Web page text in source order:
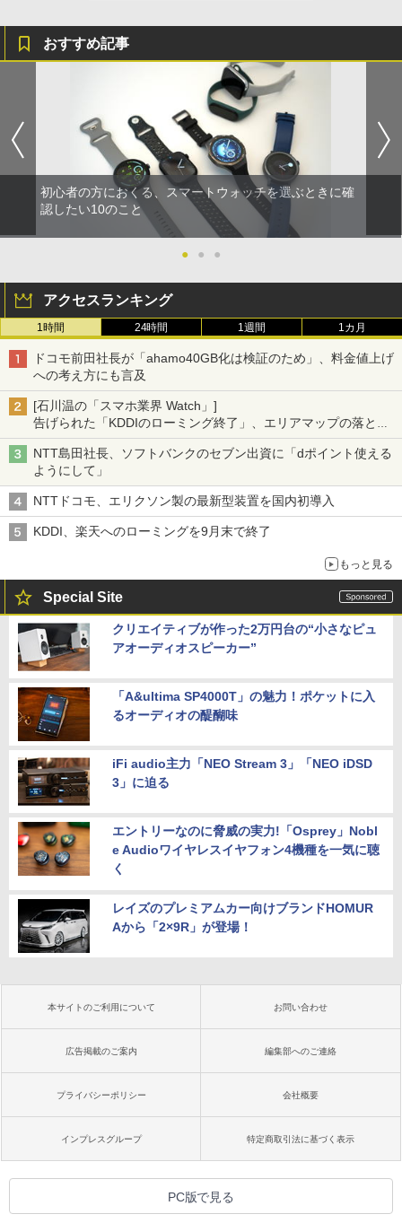
おすすめ記事
初心者の方におくる、スマートウォッチを選ぶときに確
認したい10のこと
● ● ●
アクセスランキング
1時間 24時間 1週間 1カ月
ドコモ前田社長が「ahamo40GB化は検証のため」、料金値上げ
への考え方にも言及
[石川温の「スマホ業界 Watch」]
告げられた「KDDIのローミング終了」、エリアマップの落とし
穴と楽天モバイルの課題
NTT島田社長、ソフトバンクのセブン出資に「dポイント使える
ようにして」
NTTドコモ、エリクソン製の最新型装置を国内初導入
KDDI、楽天へのローミングを9月末で終了
もっと見る
Special Site
クリエイティブが作った2万円台の“小さなピュ
アオーディオスピーカー”
「A&ultima SP4000T」の魅力！ポケットに入
るオーディオの醍醐味
iFi audio主力「NEO Stream 3」「NEO iDSD
3」に迫る
エントリーなのに脅威の実力!「Osprey」Nobl
e Audioワイヤレスイヤフォン4機種を一気に聴
く
レイズのプレミアムカー向けブランドHOMUR
Aから「2×9R」が登場！
本サイトのご利用について お問い合わせ
広告掲載のご案内 編集部へのご連絡
プライバシーポリシー 会社概要
インプレスグループ 特定商取引法に基づく表示
PC版で見る